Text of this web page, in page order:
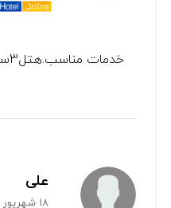
خدمات مناسب.هتل3ستاره
علی
18 شهریور 1399